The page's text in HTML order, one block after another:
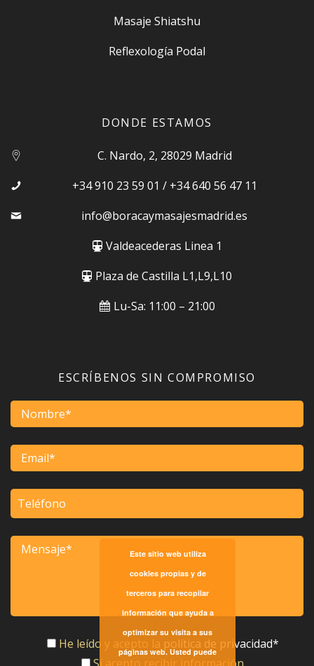
Masaje Shiatshu
Reflexología Podal
DONDE ESTAMOS
C. Nardo, 2, 28029 Madrid
+34 910 23 59 01 / +34 640 56 47 11
info@boracaymasajesmadrid.es
Valdeacederas Linea 1
Plaza de Castilla L1,L9,L10
Lu-Sa: 11:00 – 21:00
ESCRÍBENOS SIN COMPROMISO
He leído y acepto la política de privacidad*
Este sitio web utiliza
cookies propias y de
terceros para recopilar
información que ayuda a
optimizar su visita a sus
páginas web. Usted puede